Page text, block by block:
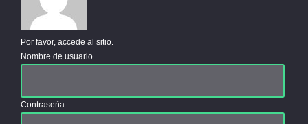
Por favor, accede al sitio.
Nombre de usuario
Contraseña